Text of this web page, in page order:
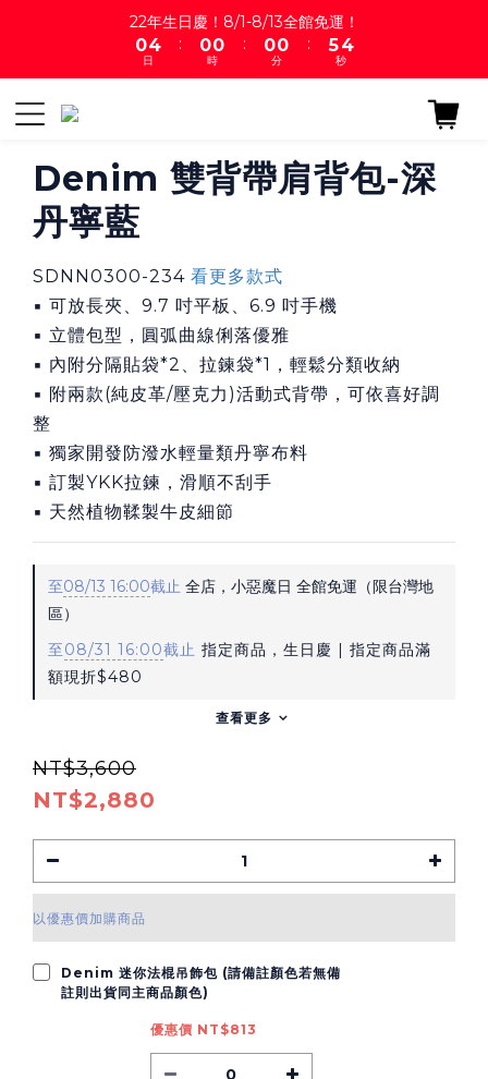
22年生日慶！8/1-8/13全館免運！
1
0
5
4
3
日
:
1
0
1
0
時
:
1
0
1
0
分
:
6
5
4
0
4
3
2
秒
Denim 雙背帶肩背包-深
丹寧藍
SDNN0300-234 看更多款式
▪ 可放長夾、9.7 吋平板、6.9 吋手機
▪ 立體包型，圓弧曲線俐落優雅
▪ 內附分隔貼袋*2、拉鍊袋*1，輕鬆分類收納
▪ 附兩款(純皮革/壓克力)活動式背帶，可依喜好調
整
▪ 獨家開發防潑水輕量類丹寧布料
▪ 訂製YKK拉鍊，滑順不刮手
▪ 天然植物鞣製牛皮細節
至08/13 16:00截止 全店，小惡魔日 全館免運（限台灣地
區）
至08/31 16:00截止 指定商品，生日慶 | 指定商品滿
額現折$480
查看更多
NT$2,880
NT$3,600
以優惠價加購商品
Denim 迷你法棍吊飾包 (請備註顏色若無備
註則出貨同主商品顏色)
優惠價 NT$813